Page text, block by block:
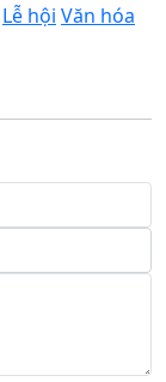
Lễ hội Văn hóa